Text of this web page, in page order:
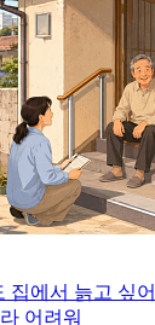
집에서 늙고 싶
어려워